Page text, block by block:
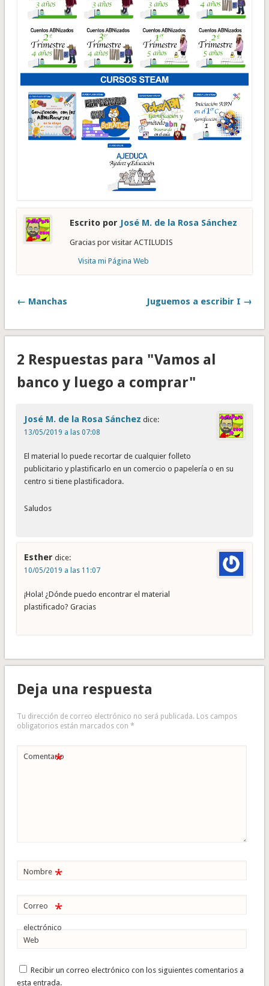
Escrito por José M. de la Rosa Sánchez
Gracias por visitar ACTILUDIS
Visita mi Página Web
← Manchas Juguemos a escribir I →
2 Respuestas para "Vamos al
banco y luego a comprar"
José M. de la Rosa Sánchez dice:
13/05/2019 a las 07:08
El material lo puede recortar de cualquier folleto
publicitario y plastificarlo en un comercio o papelería o en su
centro si tiene plastificadora.
Saludos
Esther dice:
10/05/2019 a las 11:07
¡Hola! ¿Dónde puedo encontrar el material
plastificado? Gracias
Deja una respuesta
Tu dirección de correo electrónico no será publicada. Los campos
obligatorios están marcados con *
Comentario
*
Nombre *
Correo
electrónico
*
Web
Recibir un correo electrónico con los siguientes comentarios a
esta entrada.